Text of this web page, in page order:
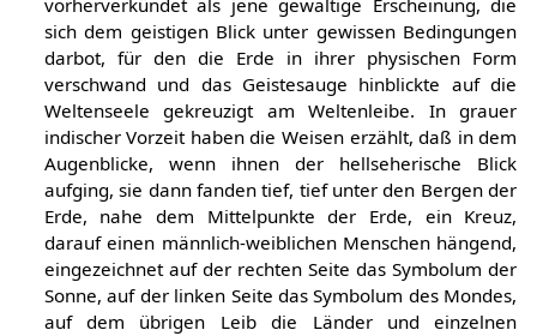
vorherverkündet als jene gewaltige Erscheinung, die
sich dem geistigen Blick unter gewissen Bedingungen
darbot, für den die Erde in ihrer physischen Form
verschwand und das Geistesauge hinblickte auf die
Weltenseele gekreuzigt am Weltenleibe. In grauer
indischer Vorzeit haben die Weisen erzählt, daß in dem
Augenblicke, wenn ihnen der hellseherische Blick
aufging, sie dann fanden tief, tief unter den Bergen der
Erde, nahe dem Mittelpunkte der Erde, ein Kreuz,
darauf einen männlich-weiblichen Menschen hängend,
eingezeichnet auf der rechten Seite das Symbolum der
Sonne, auf der linken Seite das Symbolum des Mondes,
auf dem übrigen Leib die Länder und einzelnen